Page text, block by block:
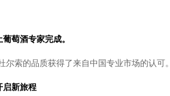
葡萄酒专家完成。
尔索的品质获得了来自中国专业市场的认可。
启新旅程